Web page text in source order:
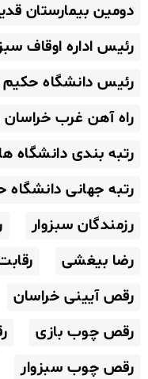
دومین بیمارستان
رئیس اداره اوقاف
رئیس دانشگاه حکیم
راه آهن غرب
رتبه بندی دانشگاه
رتبه جهانی
رزمندگان سبزوار
رضا بیغشی
رقص آیینی خراسان
رقص چوب بازی
رقص چوب سبزوار